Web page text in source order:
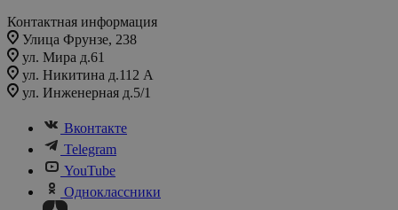
Контактная информация
Улица Фрунзе, 238​
ул. Мира д.61
ул. Никитина д.112 А
ул. Инженерная д.5/1
Вконтакте
Telegram
YouTube
Одноклассники